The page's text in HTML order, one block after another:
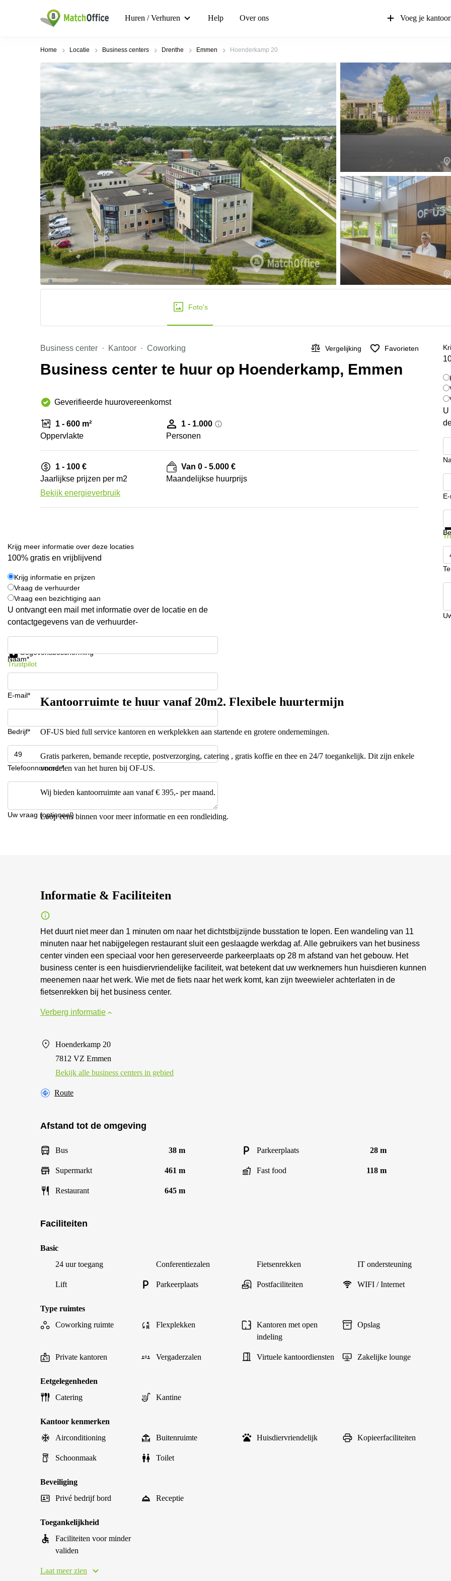
Huren / Verhuren Help Over ons Voeg je
Home Locatie Business centers Drenthe Emmen Hoenderkamp 20
Foto's
Business center Kantoor Coworking Vergelijking Favorieten
Business center te huur op Hoenderkamp, Emmen
Geverifieerde huurovereenkomst
1 - 600 m²
Oppervlakte
1 - 1.000
Personen
1 - 100 €
Jaarlijkse prijzen per m2
Bekijk energieverbruik
Van 0 - 5.000 €
Maandelijkse huurprijs
U
Krijg meer informatie over deze locaties
100% gratis en vrijblijvend
Krijg informatie en prijzen
Vraag de verhuurder
Vraag een bezichtiging aan
U ontvangt een mail met informatie over de locatie en de
contactgegevens van de verhuurder-
Naam*
E-mail*
Bedrijf*
Telefoonnummer*
Uw vraag (optioneel)
Gegevensbescherming
Trustpilot
Kantoorruimte te huur vanaf 20m2. Flexibele huurtermijn
OF-US bied full service kantoren en werkplekken aan startende en grotere ondernemingen.
Gratis parkeren, bemande receptie, postverzorging, catering , gratis koffie en thee en 24/7 toegankelijk. Dit zijn enkele
voordelen van het huren bij OF-US.
Wij bieden kantoorruimte aan vanaf € 395,- per maand.
Loop eens binnen voor meer informatie en een rondleiding.
Informatie & Faciliteiten
Het duurt niet meer dan 1 minuten om naar het dichtstbijzijnde busstation te lopen. Een wandeling van 11
minuten naar het nabijgelegen restaurant sluit een geslaagde werkdag af. Alle gebruikers van het business
center vinden een speciaal voor hen gereserveerde parkeerplaats op 28 m afstand van het gebouw. Het
business center is een huisdiervriendelijke faciliteit, wat betekent dat uw werknemers hun huisdieren kunnen
meenemen naar het werk. Wie met de fiets naar het werk komt, kan zijn tweewieler achterlaten in de
fietsenrekken bij het business center.
Verberg informatie
Hoenderkamp 20
7812 VZ Emmen
Bekijk alle business centers in gebied
Route
Afstand tot de omgeving
Bus 38 m Parkeerplaats 28 m
Supermarkt 461 m Fast food 118 m
Restaurant 645 m
Faciliteiten
Basic
24 uur toegang
Conferentiezalen Fietsenrekken IT ondersteuning
Lift Parkeerplaats Postfaciliteiten WIFI / Internet
Type ruimtes
Coworking ruimte
Flexplekken
Kantoren met open
indeling
Opslag
Private kantoren Vergaderzalen Virtuele kantoordiensten Zakelijke lounge
Eetgelegenheden
Catering
Kantine
Kantoor kenmerken
Airconditioning
Buitenruimte Huisdiervriendelijk Kopieerfaciliteiten
Schoonmaak Toilet
Beveiliging
Privé bedrijf bord
Receptie
Toegankelijkheid
Faciliteiten voor minder
validen
Laat meer zien